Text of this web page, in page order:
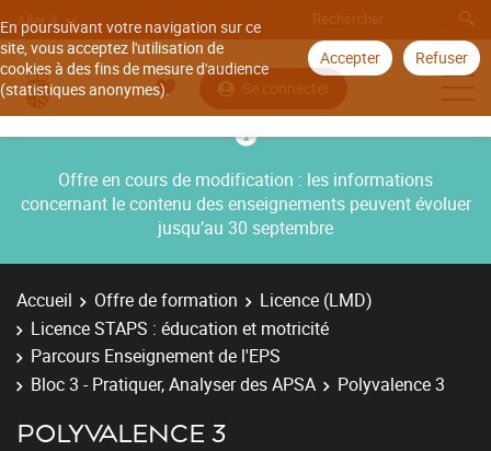
En poursuivant votre navigation sur ce
site, vous acceptez l'utilisation de
cookies à des fins de mesure d'audience
(statistiques anonymes).
Accepter Refuser
Aller à
Se connecter
Offre en cours de modification : les informations
concernant le contenu des enseignements peuvent évoluer
jusqu’au 30 septembre
Accueil Offre de formation
Licence (LMD)
Licence STAPS : éducation et motricité
Parcours Enseignement de l'EPS
Bloc 3 - Pratiquer, Analyser des APSA
Polyvalence 3
POLYVALENCE 3